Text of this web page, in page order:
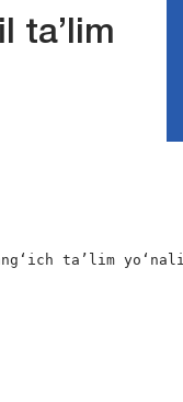
ta’lim
ta’lim